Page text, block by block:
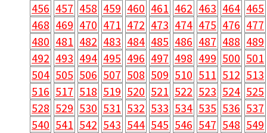
456 457 458 459 460 461 462 463 464 465
468 469 470 471 472 473 474 475 476 477
480 481 482 483 484 485 486 487 488 489
492 493 494 495 496 497 498 499 500 501
504 505 506 507 508 509 510 511 512 513
516 517 518 519 520 521 522 523 524 525
528 529 530 531 532 533 534 535 536 537
540 541 542 543 544 545 546 547 548 549